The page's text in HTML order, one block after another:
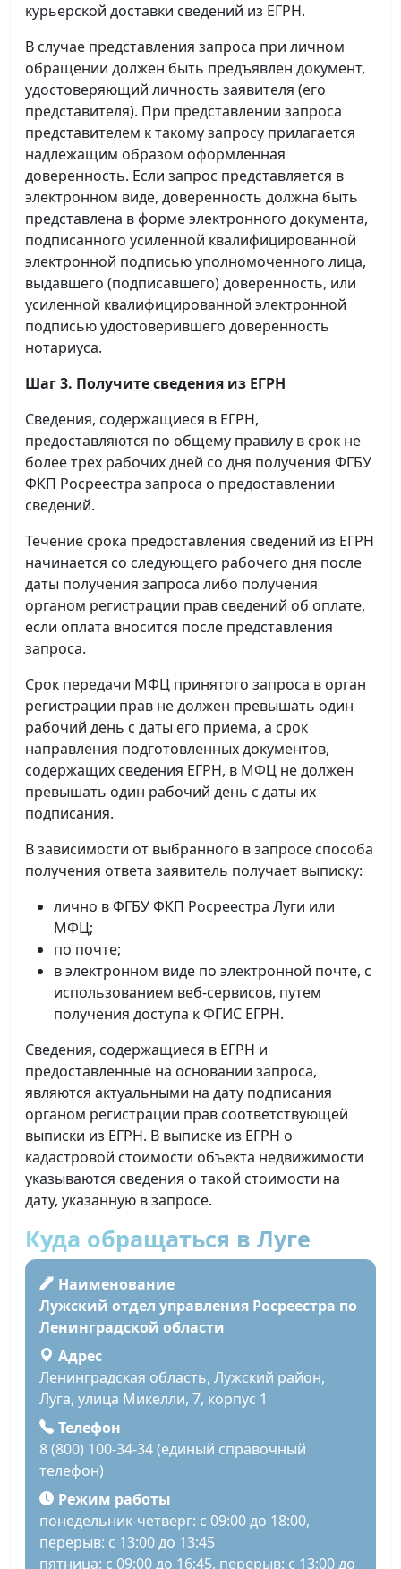
курьерской доставки сведений из ЕГРН.
В случае представления запроса при личном
обращении должен быть предъявлен документ,
удостоверяющий личность заявителя (его
представителя). При представлении запроса
представителем к такому запросу прилагается
надлежащим образом оформленная
доверенность. Если запрос представляется в
электронном виде, доверенность должна быть
представлена в форме электронного документа,
подписанного усиленной квалифицированной
электронной подписью уполномоченного лица,
выдавшего (подписавшего) доверенность, или
усиленной квалифицированной электронной
подписью удостоверившего доверенность
нотариуса.
Шаг 3. Получите сведения из ЕГРН
Сведения, содержащиеся в ЕГРН,
предоставляются по общему правилу в срок не
более трех рабочих дней со дня получения ФГБУ
ФКП Росреестра запроса о предоставлении
сведений.
Течение срока предоставления сведений из ЕГРН
начинается со следующего рабочего дня после
даты получения запроса либо получения
органом регистрации прав сведений об оплате,
если оплата вносится после представления
запроса.
Срок передачи МФЦ принятого запроса в орган
регистрации прав не должен превышать один
рабочий день с даты его приема, а срок
направления подготовленных документов,
содержащих сведения ЕГРН, в МФЦ не должен
превышать один рабочий день с даты их
подписания.
В зависимости от выбранного в запросе способа
получения ответа заявитель получает выписку:
лично в ФГБУ ФКП Росреестра Луги или
МФЦ;
по почте;
в электронном виде по электронной почте, с
использованием веб-сервисов, путем
получения доступа к ФГИС ЕГРН.
Сведения, содержащиеся в ЕГРН и
предоставленные на основании запроса,
являются актуальными на дату подписания
органом регистрации прав соответствующей
выписки из ЕГРН. В выписке из ЕГРН о
кадастровой стоимости объекта недвижимости
указываются сведения о такой стоимости на
дату, указанную в запросе.
Куда обращаться в Луге
Наименование
Лужский отдел управления Росреестра по
Ленинградской области
Адрес
Ленинградская область, Лужский район,
Луга, улица Микелли, 7, корпус 1
Телефон
8 (800) 100-34-34 (единый справочный
телефон)
Режим работы
понедельник-четверг: с 09:00 до 18:00,
перерыв: с 13:00 до 13:45
пятница: с 09:00 до 16:45, перерыв: с 13:00 до